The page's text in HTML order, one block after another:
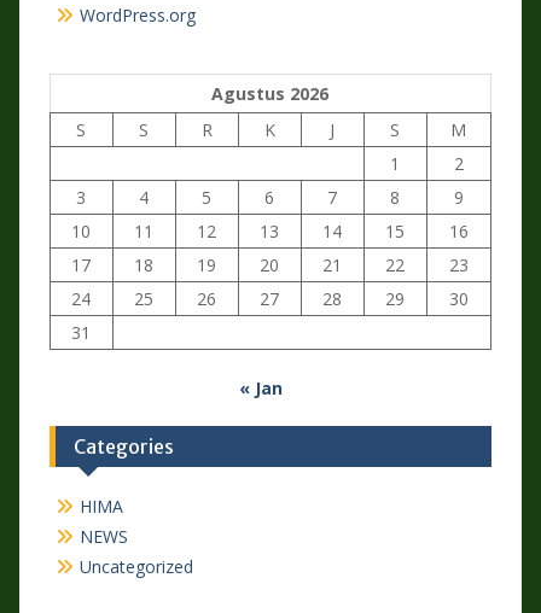
WordPress.org
Agustus 2026
S
S R K J S
M
1
2
3
4 5 6 7 8
9
10
11 12 13 14 15
16
17
18 19 20 21 22
23
24
25 26 27 28 29
30
31
« Jan
Categories
HIMA
NEWS
Uncategorized